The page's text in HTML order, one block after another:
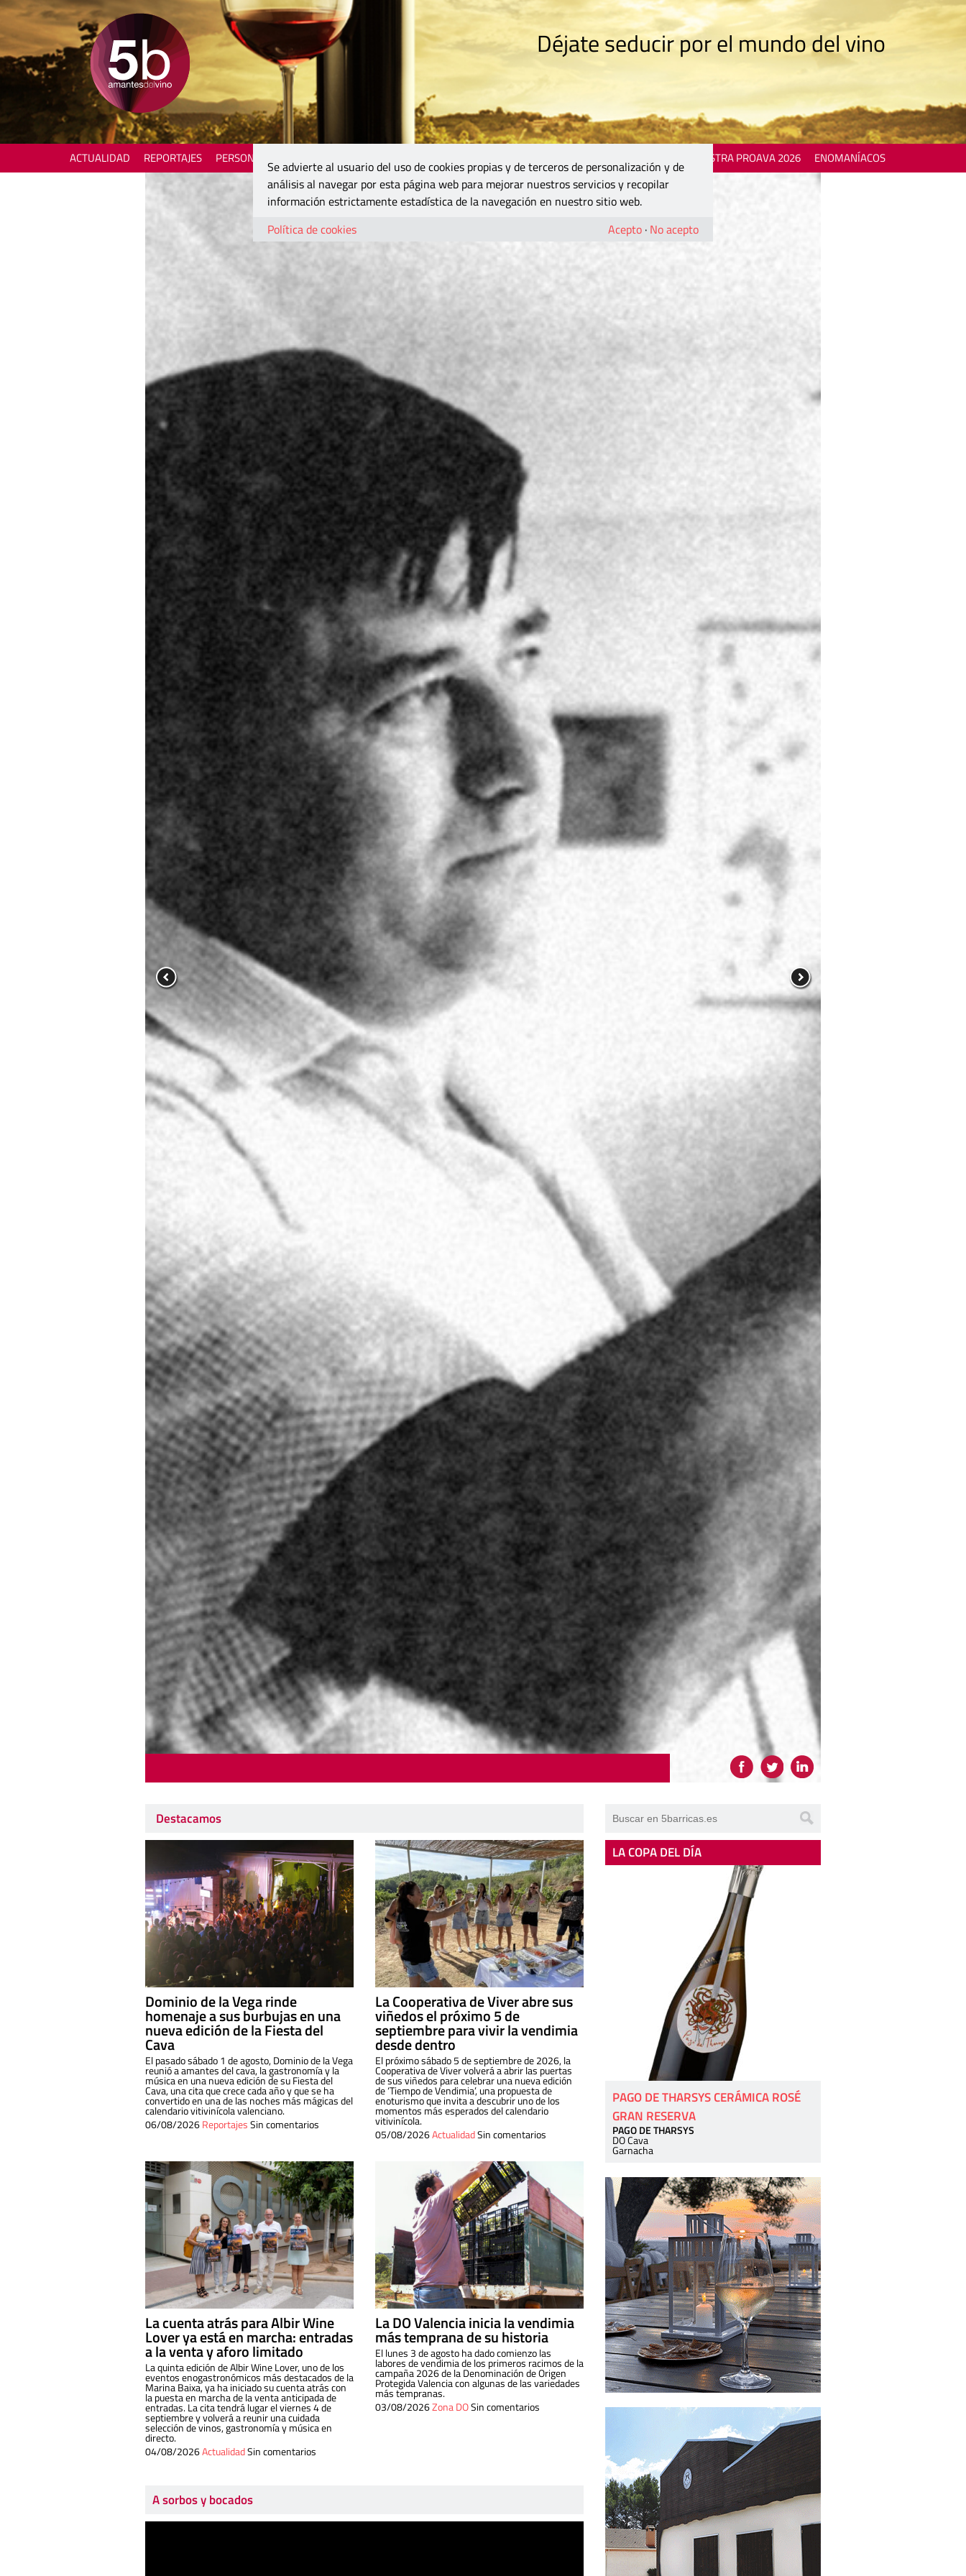
Déjate seducir por el mundo del vino
ACTUALIDAD REPORTAJES PERSONAJES MOSTRA PROAVA 2026 ENOMANÍACOS
Destacamos
Dominio de la Vega rinde
homenaje a sus burbujas en una
nueva edición de la Fiesta del
Cava
El pasado sábado 1 de agosto, Dominio de la Vega
reunió a amantes del cava, la gastronomía y la
música en una nueva edición de su Fiesta del
Cava, una cita que crece cada año y que se ha
convertido en una de las noches más mágicas del
calendario vitivinícola valenciano.
06/08/2026ReportajesSin comentarios
La Cooperativa de Viver abre sus
viñedos el próximo 5 de
septiembre para vivir la vendimia
desde dentro
El próximo sábado 5 de septiembre de 2026, la
Cooperativa de Viver volverá a abrir las puertas
de sus viñedos para celebrar una nueva edición
de ‘Tiempo de Vendimia’, una propuesta de
enoturismo que invita a descubrir uno de los
momentos más esperados del calendario
vitivinícola.
05/08/2026ActualidadSin comentarios
La cuenta atrás para Albir Wine
Lover ya está en marcha: entradas
a la venta y aforo limitado
La quinta edición de Albir Wine Lover, uno de los
eventos enogastronómicos más destacados de la
Marina Baixa, ya ha iniciado su cuenta atrás con
la puesta en marcha de la venta anticipada de
entradas. La cita tendrá lugar el viernes 4 de
septiembre y volverá a reunir una cuidada
selección de vinos, gastronomía y música en
directo.
04/08/2026ActualidadSin comentarios
La DO Valencia inicia la vendimia
más temprana de su historia
El lunes 3 de agosto ha dado comienzo las
labores de vendimia de los primeros racimos de la
campaña 2026 de la Denominación de Origen
Protegida Valencia con algunas de las variedades
más tempranas.
03/08/2026Zona DOSin comentarios
A sorbos y bocados
LA COPA DEL DÍA
PAGO DE THARSYS CERÁMICA ROSÉ
GRAN RESERVA
PAGO DE THARSYS
DO Cava
Garnacha
Se advierte al usuario del uso de cookies propias y de terceros de personalización y de
análisis al navegar por esta página web para mejorar nuestros servicios y recopilar
información estrictamente estadística de la navegación en nuestro sitio web.
Política de cookies
Acepto · No acepto